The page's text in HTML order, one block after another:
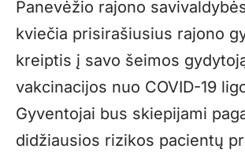
Panevėžio rajono
kviečia prisirašiusius rajono
kreiptis į savo šeimos
vakcinacijos nuo COVID-19
Gyventojai bus skiepijami
didžiausios rizikos pacientų